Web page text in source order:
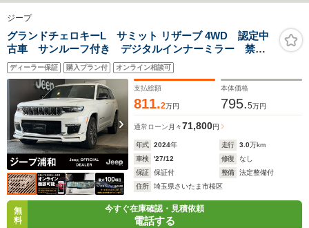
ジープ
グランドチェロキーL サミット リザーブ 4WD 認定中
古車 サンルーフ付き デジタルインナーミラー 禁煙
車 アップルカープレイ アダプティブクルーズコント
ロール フルセグチューナー
ディーラー保証 購入プラン付 オンライン相談可
支払総額
811.2万円
本体価格
795.5万円
通常ローン 月々71,800円
年式 2024年 走行 3.0万km
車検
'27/12 修復
なし
保証
保証付 整備
法定整備付
住所
埼玉県さいたま市桜区
無
料
今すぐ在庫確認・見積依頼
電話する